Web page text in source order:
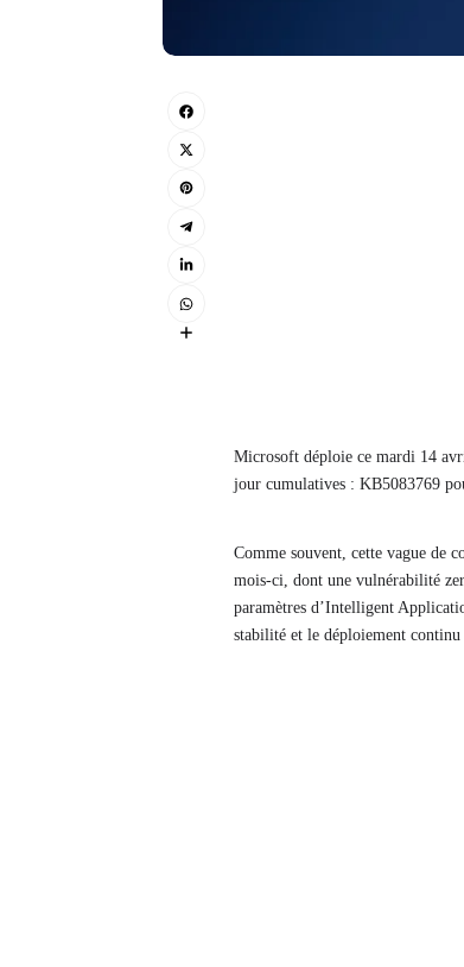
Microsoft déploie ce mardi 14
jour cumulatives : KB5083769
Comme souvent, cette vague de
mois-ci, dont une vulnérabilité
paramètres d’Intelligent
stabilité et le déploiement continu